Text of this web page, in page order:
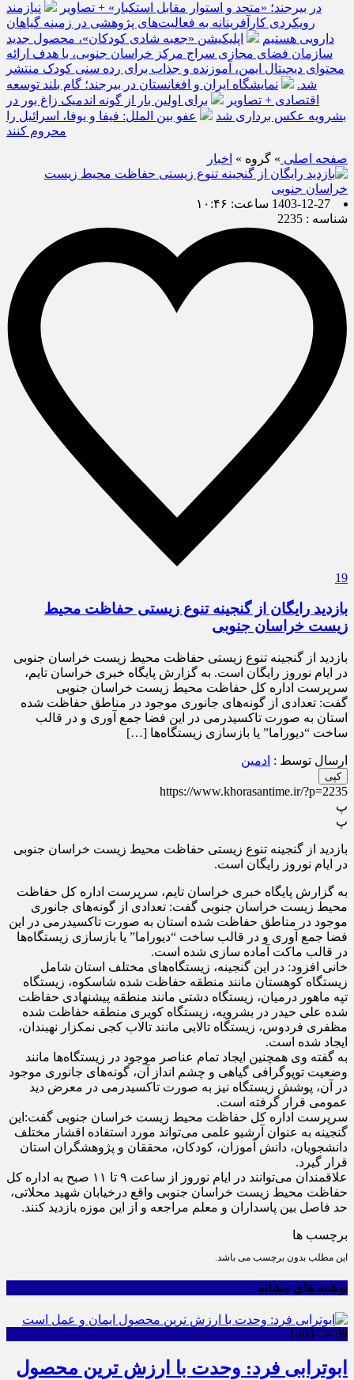
در بیرجند؛ «متحد و استوار مقابل استکبار» + تصاویر
نیازمند
رویکردی کارآفرینانه به فعالیت‌های پژوهشی در زمینه گیاهان
دارویی هستیم
اپلیکیشن «جعبه شادی کودکان»، محصول جدید
سازمان فضای مجازی سراج مرکز خراسان جنوبی، با هدف ارائه
محتوای دیجیتال ایمن، آموزنده و جذاب برای رده سنی کودک منتشر
شد.
نمایشگاه ایران و افغانستان در بیرجند؛ گام بلند توسعه
اقتصادی + تصاویر
برای اولین بار از گونه اندمیک زاغ بور در
بشرویه عکس برداری شد
عفو بین الملل: فیفا و یوفا، اسرائیل را
محروم کنند
صفحه اصلی » گروه » اخبار
1403-12-27 ساعت: ۱۰:۴۶
شناسه : 2235
19
بازدید رایگان از گنجینه تنوع زیستی حفاظت محیط
زیست خراسان جنوبی
بازدید از گنجینه تنوع زیستی حفاظت محیط زیست خراسان جنوبی
در ایام نوروز رایگان است. به گزارش پایگاه خبری خراسان تایم،
سرپرست اداره کل حفاظت محیط زیست خراسان جنوبی
گفت: تعدادی از گونه‌های جانوری موجود در مناطق حفاظت شده
استان به صورت تاکسیدرمی در این فضا جمع آوری و در قالب
ساخت “دیوراما” یا بازسازی زیستگاه‌ها […]
ارسال توسط : ادمین
کپی
https://www.khorasantime.ir/?p=2235
پ
پ
بازدید از گنجینه تنوع زیستی حفاظت محیط زیست خراسان جنوبی
در ایام نوروز رایگان است.
به گزارش پایگاه خبری خراسان تایم، سرپرست اداره کل حفاظت
محیط زیست خراسان جنوبی گفت: تعدادی از گونه‌های جانوری
موجود در مناطق حفاظت شده استان به صورت تاکسیدرمی در این
فضا جمع آوری و در قالب ساخت “دیوراما” یا بازسازی زیستگاه‌ها
در قالب ماکت آماده سازی شده است.
خانی افزود: در این گنجینه، زیستگاه‌های مختلف استان شامل
زیستگاه کوهستان مانند منطقه حفاظت شده شاسکوه، زیستگاه
تپه ماهور درمیان، زیستگاه دشتی مانند منطقه پیشنهادی حفاظت
شده علی حیدر در بشرویه، زیستگاه کویری منطقه حفاظت شده
مظفری فردوس، زیستگاه تالابی مانند تالاب کجی نمکزار نهبندان،
ایجاد شده است.
به گفته وی همچنین ایجاد تمام عناصر موجود در زیستگاه‌ها مانند
وضعیت توپوگرافی گیاهی و چشم انداز آن، گونه‌های جانوری موجود
در آن، پوشش زیستگاه نیز به صورت تاکسیدرمی در معرض دید
عمومی قرار گرفته است.
سرپرست اداره کل حفاظت محیط زیست خراسان جنوبی گفت:این
گنجینه به عنوان آرشیو علمی می‌تواند مورد استفاده اقشار مختلف
دانشجویان، دانش آموزان، کودکان، محققان و پژوهشگران استان
قرار گیرد.
علاقمندان می‌توانند در ایام نوروز از ساعت ۹ تا ۱۱ صبح به اداره کل
حفاظت محیط زیست خراسان جنوبی واقع درخیابان شهید محلاتی،
حد فاصل بین پاسداران و معلم مراجعه و از این موزه بازدید کنند.
برچسب ها
این مطلب بدون برچسب می باشد.
نوشته های مشابه
1404-09-09
ابوترابی فرد: وحدت با ارزش ترین محصول